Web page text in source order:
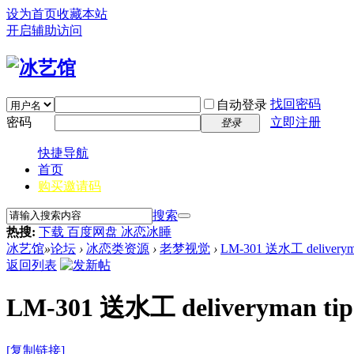
设为首页收藏本站
开启辅助访问
自动登录 找回密码
密码
登录 立即注册
快捷导航
首页
购买邀请码
搜索
热搜: 下载 百度网盘 冰恋冰睡
冰艺馆»论坛 › 冰恋类资源 › 老梦视觉 › LM-301 送水工
返回列表
LM-301 送水工 deliveryman tip
[复制链接]